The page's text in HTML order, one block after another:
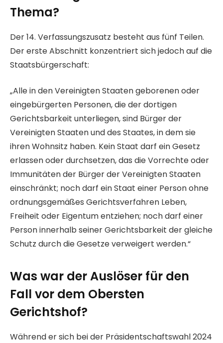
Thema?
Der 14. Verfassungszusatz besteht aus fünf Teilen.
Der erste Abschnitt konzentriert sich jedoch auf die
Staatsbürgerschaft:
„Alle in den Vereinigten Staaten geborenen oder
eingebürgerten Personen, die der dortigen
Gerichtsbarkeit unterliegen, sind Bürger der
Vereinigten Staaten und des Staates, in dem sie
ihren Wohnsitz haben. Kein Staat darf ein Gesetz
erlassen oder durchsetzen, das die Vorrechte oder
Immunitäten der Bürger der Vereinigten Staaten
einschränkt; noch darf ein Staat einer Person ohne
ordnungsgemäßes Gerichtsverfahren Leben,
Freiheit oder Eigentum entziehen; noch darf einer
Person innerhalb seiner Gerichtsbarkeit der gleiche
Schutz durch die Gesetze verweigert werden.“
Was war der Auslöser für den
Fall vor dem Obersten
Gerichtshof?
Während er sich bei der Präsidentschaftswahl 2024